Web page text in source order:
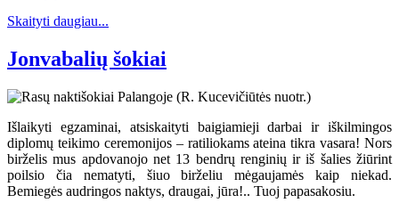
Skaityti daugiau...
Jonvabalių šokiai
Išlaikyti egzaminai, atsiskaityti baigiamieji darbai ir iškilmingos
diplomų teikimo ceremonijos – ratiliokams ateina tikra vasara! Nors
birželis mus apdovanojo net 13 bendrų renginių ir iš šalies žiūrint
poilsio čia nematyti, šiuo birželiu mėgaujamės kaip niekad.
Bemiegės audringos naktys, draugai, jūra!.. Tuoj papasakosiu.